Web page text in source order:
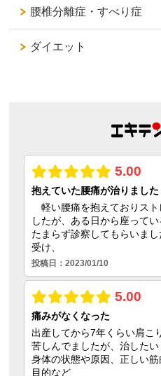
腰椎分離症・すべり症
ダイエット